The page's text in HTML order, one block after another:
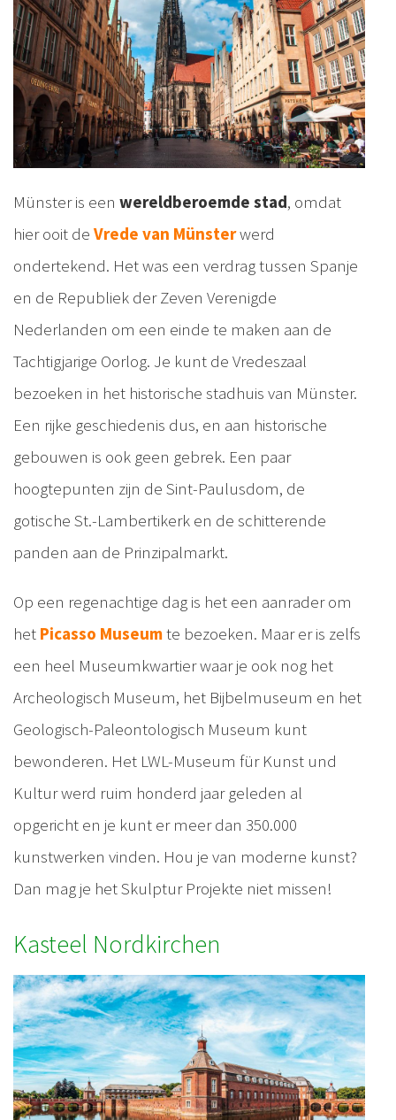
Münster is een wereldberoemde stad, omdat
hier ooit de Vrede van Münsterwerd
ondertekend. Het was een verdrag tussen Spanje
en de Republiek der Zeven Verenigde
Nederlanden om een einde te maken aan de
Tachtigjarige Oorlog. Je kunt de Vredeszaal
bezoeken in het historische stadhuis van Münster.
Een rijke geschiedenis dus, en aan historische
gebouwen is ook geen gebrek. Een paar
hoogtepunten zijn de Sint-Paulusdom, de
gotische St.-Lambertikerk en de schitterende
panden aan de Prinzipalmarkt.
Op een regenachtige dag is het een aanrader om
het Picasso Museumte bezoeken. Maar er is zelfs
een heel Museumkwartier waar je ook nog het
Archeologisch Museum, het Bijbelmuseum en het
Geologisch-Paleontologisch Museum kunt
bewonderen. Het LWL-Museum für Kunst und
Kultur werd ruim honderd jaar geleden al
opgericht en je kunt er meer dan 350.000
kunstwerken vinden. Hou je van moderne kunst?
Dan mag je het Skulptur Projekte niet missen!
Kasteel Nordkirchen